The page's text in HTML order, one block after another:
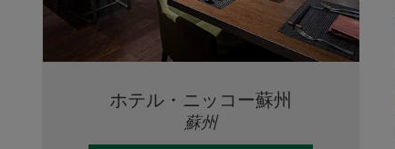
ホテル・ニッコー蘇州
蘇州